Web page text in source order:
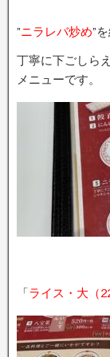
”ニラレバ炒め”
丁寧に下ごしら
メニューです。
「ライス・大（